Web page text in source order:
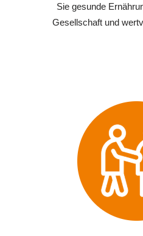
Sie gesunde
Gesellschaft und